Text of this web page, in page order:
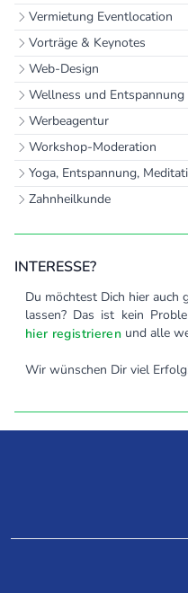
Vermietung Eventlocation
Vorträge & Keynotes
Web-Design
Wellness und Entspannung
Werbeagentur
Workshop-Moderation
Yoga, Entspannung,
Zahnheilkunde
INTERESSE?
Du möchtest Dich hier auch
lassen? Das ist kein
hier registrierenund alle
Wir wünschen Dir viel